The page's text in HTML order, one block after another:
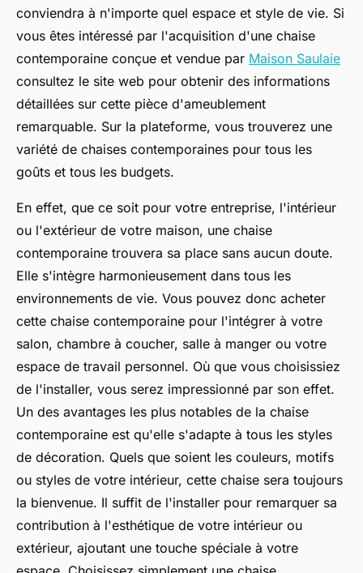
conviendra à n'importe quel espace et style de vie. Si
vous êtes intéressé par l'acquisition d'une chaise
contemporaine conçue et vendue par Maison Saulaie
consultez le site web pour obtenir des informations
détaillées sur cette pièce d'ameublement
remarquable. Sur la plateforme, vous trouverez une
variété de chaises contemporaines pour tous les
goûts et tous les budgets.
En effet, que ce soit pour votre entreprise, l'intérieur
ou l'extérieur de votre maison, une chaise
contemporaine trouvera sa place sans aucun doute.
Elle s'intègre harmonieusement dans tous les
environnements de vie. Vous pouvez donc acheter
cette chaise contemporaine pour l'intégrer à votre
salon, chambre à coucher, salle à manger ou votre
espace de travail personnel. Où que vous choisissiez
de l'installer, vous serez impressionné par son effet.
Un des avantages les plus notables de la chaise
contemporaine est qu'elle s'adapte à tous les styles
de décoration. Quels que soient les couleurs, motifs
ou styles de votre intérieur, cette chaise sera toujours
la bienvenue. Il suffit de l'installer pour remarquer sa
contribution à l'esthétique de votre intérieur ou
extérieur, ajoutant une touche spéciale à votre